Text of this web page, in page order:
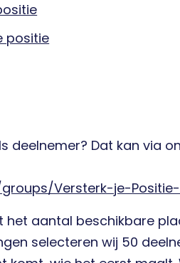
positie
deelnemer? Dat kan via
Versterk-je-Positie-
het aantal beschikbare
selecteren wij 50